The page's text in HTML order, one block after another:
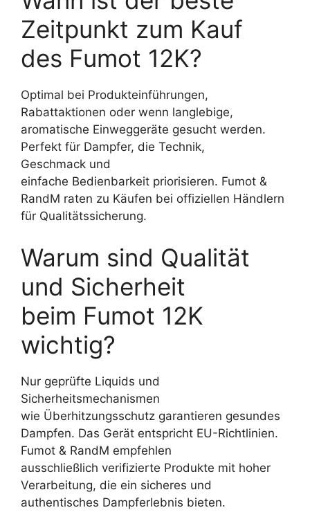
Zeitpunkt zum Kauf
des Fumot 12K?
Optimal bei Produkteinführungen,
Rabattaktionen oder wenn langlebige,
aromatische Einweggeräte gesucht werden.
Perfekt für Dampfer, die Technik,
Geschmack und
einfache Bedienbarkeit priorisieren. Fumot &
RandM raten zu Käufen bei offiziellen Händlern
für Qualitätssicherung.
Warum sind Qualität
und Sicherheit
beim Fumot 12K
wichtig?
Nur geprüfte Liquids und
Sicherheitsmechanismen
wie Überhitzungsschutz garantieren gesundes
Dampfen. Das Gerät entspricht EU-Richtlinien.
Fumot & RandM empfehlen
ausschließlich verifizierte Produkte mit hoher
Verarbeitung, die ein sicheres und
authentisches Dampferlebnis bieten.